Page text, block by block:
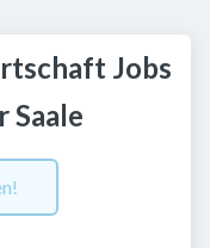
Jobs
Saale